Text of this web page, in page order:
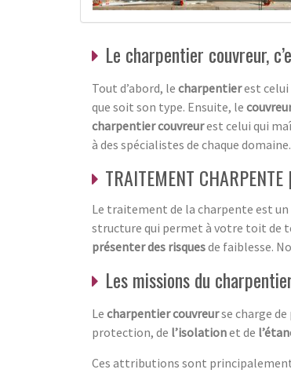
Le charpentier couvreur,
Tout d’abord, le charpentierest celui
que soit son type. Ensuite, le
charpentier couvreurest celui qui
à des spécialistes de chaque domaine.
TRAITEMENT
Le traitement de la charpente est
structure qui permet à votre toit de
présenter des risquesde faiblesse.
Les missions du
Le charpentier couvreurse charge
protection, de l’isolationet de
Ces attributions sont